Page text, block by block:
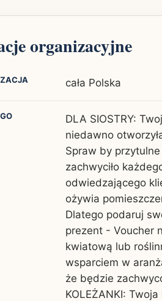
organizacyjne
cała Polska
DLA SIOSTRY:
niedawno
Spraw by
zachwyciło
odwiedzającego
ożywia
Dlatego podaruj
prezent - Voucher
kwiatową lub
wsparciem w
że będzie
KOLEŻANKI: